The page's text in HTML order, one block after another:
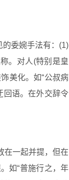
委婉手法有： (1)
。对人(特别是皇
美化。如“公叔病
回语。在外交辞令
在一起并提，但在
如“普施行之，年